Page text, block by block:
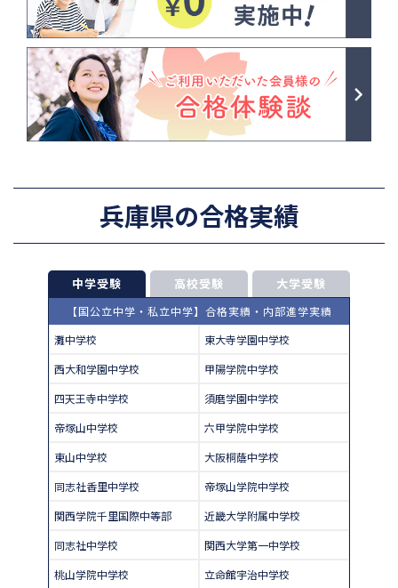
兵庫県の合格実績
中学受験 高校受験 大学受験
【国公立中学・私立中学】合格実績・内部進学実績
灘中学校
東大寺学園中学校
西大和学園中学校
甲陽学院中学校
四天王寺中学校
須磨学園中学校
帝塚山中学校
六甲学院中学校
東山中学校
大阪桐蔭中学校
同志社香里中学校
帝塚山学院中学校
関西学院千里国際中等部
近畿大学附属中学校
同志社中学校
関西大学第一中学校
桃山学院中学校
立命館宇治中学校